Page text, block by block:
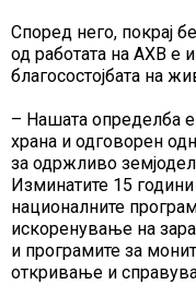
Според него, покрај
од работата на АХВ е
благосостојбата на
– Нашата определба
храна и одговорен
за одржливо
Изминатите 15
националните
искоренување на
и програмите за
откривање и